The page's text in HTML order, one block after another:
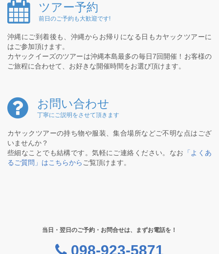
ツアー予約
前日のご予約も大歓迎です!
沖縄にご到着後も、沖縄からお帰りになる日もカヤックツアーに
はご参加頂けます。
カヤックイーズのツアーは沖縄本島最多の毎日7回開催！お客様の
ご旅程に合わせて、お好きな開催時間をお選び頂けます。
お問い合わせ
丁寧にご説明をさせて頂きます
カヤックツアーの持ち物や服装、集合場所などご不明な点はござ
いませんか？
些細なことでも結構です。気軽にご連絡ください。なお
「よくあ
るご質問」はこちらから ご覧頂けます。
当日・翌日のご予約・お問合せは、まずお電話を！
098-923-5871